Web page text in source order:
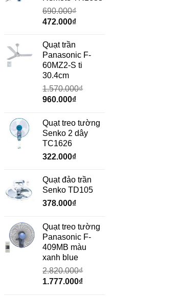
690.000₫
Giá
là:
690.000₫.
472.000₫Giá
là:
472.000₫.
Quạt trần
Panasonic F-
60MZ2-S ti
30.4cm
1.570.000₫
Giá
là:
1.570.000₫.
960.000₫Giá
tại
là:
Quạt treo tường
Senko 2 dây
TC1626
322.000₫
Quạt đảo trần
Senko TD105
378.000₫
Quạt treo tường
Panasonic F-
409MB màu
xanh blue
2.820.000₫
Giá
1.777.000₫Giá